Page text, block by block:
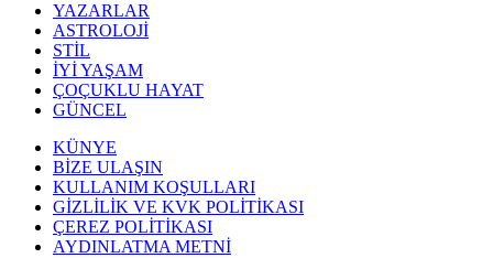
YAZARLAR
ASTROLOJİ
STİL
İYİ YAŞAM
ÇOÇUKLU HAYAT
GÜNCEL
KÜNYE
BİZE ULAŞIN
KULLANIM KOŞULLARI
GİZLİLİK VE KVK POLİTİKASI
ÇEREZ POLİTİKASI
AYDINLATMA METNİ